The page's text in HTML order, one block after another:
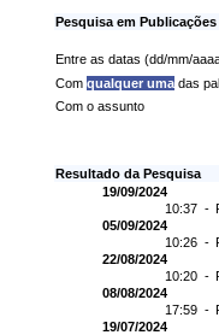
Pesquisa em
Entre as datas (dd/mm/
Com qualquer uma das
Com o assunto
Resultado da Pesquisa
19/09/2024
10:37 -
05/09/2024
10:26 -
22/08/2024
10:20 -
08/08/2024
17:59 -
19/07/2024